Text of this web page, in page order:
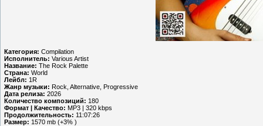
Категория: Compilation
Исполнитель: Various Artist
Название: The Rock Palette
Страна: World
Лейбл: 1R
Жанр музыки: Rock, Alternative, Progressive
Дата релиза: 2026
Количество композиций: 180
Формат | Качество: MP3 | 320 kbps
Продолжительность: 11:07:26
Размер: 1570 mb (+3% )